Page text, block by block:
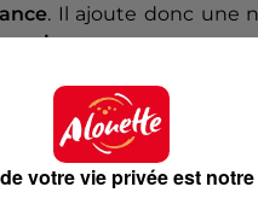
. Il ajoute donc une
prison.
que vous avez
sur le bouton ci-
votre vie privée est